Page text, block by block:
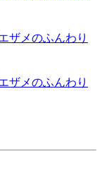
ザメのふんわり
ザメのふんわり